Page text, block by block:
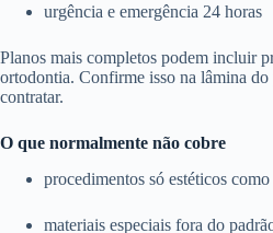
urgência e emergência 24 horas
Planos mais completos podem incluir
ortodontia. Confirme isso na lâmina do
contratar.
O que normalmente não cobre
procedimentos só estéticos
materiais especiais fora do